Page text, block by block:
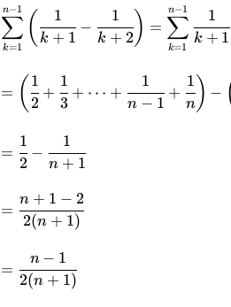
{n+2}\bigg)-
\bigg(\cfrac{1}
{3}\bigg)^{n+1}
\displaystyle\sum_{k=1}^{n-
1}\bigg(\cfrac{1}{k+1}-
\cfrac{1}
{k+2}\bigg)=\sum_{k=1}^{n-
1} \cfrac{1}{k+1}-
\sum_{k=1}^{n-1}\cfrac{1}
{k+2}
k=1
∑
n−1 ( k + 1
1
−
k + 2
1 ) =
k=1
∑
n−1
k + 1
1
=\bigg(\cfrac{1}
{2}+\cfrac{1}
{3}+\cdots+\cfrac{1}
{n-1}+\cfrac{1}
{n}\bigg)-
{3}+\cfrac{1}
= ( 2
1
+
3
1
+ ⋯ +
n − 1
1
+
n
1) −
=\cfrac{1}
{2}-
\cfrac{1}
{n+1}
=
2
1
−
n + 1
1
=\cfrac{n+1-
2}{2(n+1)}
=
2(n + 1)
n + 1 − 2
=\cfrac{n-
=
2(n + 1)
n − 1